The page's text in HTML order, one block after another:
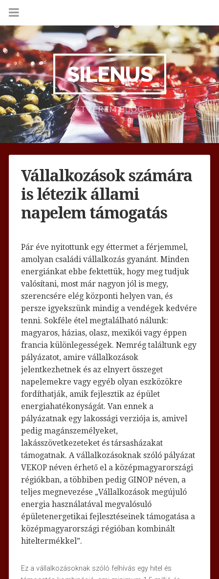
SILENUS
ÉTTEREM BLOG
Vállalkozások számára
is létezik állami
napelem támogatás
Pár éve nyitottunk egy éttermet a férjemmel,
amolyan családi vállalkozás gyanánt. Minden
energiánkat ebbe fektettük, hogy meg tudjuk
valósítani, most már nagyon jól is megy,
szerencsére elég központi helyen van, és
persze igyekszünk mindig a vendégek kedvére
tenni. Sokféle étel megtalálható nálunk:
magyaros, házias, olasz, mexikói vagy éppen
francia különlegességek. Nemrég találtunk egy
pályázatot, amire vállalkozások
jelentkezhetnek és az elnyert összeget
napelemekre vagy egyéb olyan eszközökre
fordíthatják, amik fejlesztik az épület
energiahatékonyságát. Van ennek a
pályázatnak egy lakossági verziója is, amivel
pedig magánszemélyeket,
lakásszövetkezeteket és társasházakat
támogatnak. A vállalkozásoknak szóló pályázat
VEKOP néven érhető el a középmagyarországi
régiókban, a többiben pedig GINOP néven, a
teljes megnevezése „Vállalkozások megújuló
energia használatával megvalósuló
épületenergetikai fejlesztéseinek támogatása a
középmagyarországi régióban kombinált
hiteltermékkel”.
Ez a vállalkozásoknak szóló felhívás egy hitel és